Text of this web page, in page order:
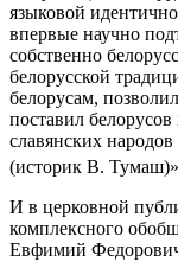
языковой
впервые научно
собственно
белорусской
белорусам,
поставил белорусов
славянских
(историк В. Тумаш)»
И в церковной
комплексного
Евфимий